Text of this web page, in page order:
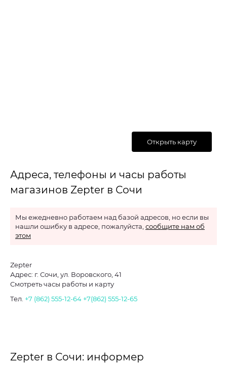
Открыть карту
Адреса, телефоны и часы работы
магазинов Zepter в Сочи
Мы ежедневно работаем над базой адресов, но если вы
нашли ошибку в адресе, пожалуйста, сообщите нам об
этом
Zepter
Адрес: г. Сочи, ул. Воровского, 41
Смотреть часы работы и карту
Тел. +7 (862) 555-12-64 +7(862) 555-12-65
Zepter в Сочи: информер